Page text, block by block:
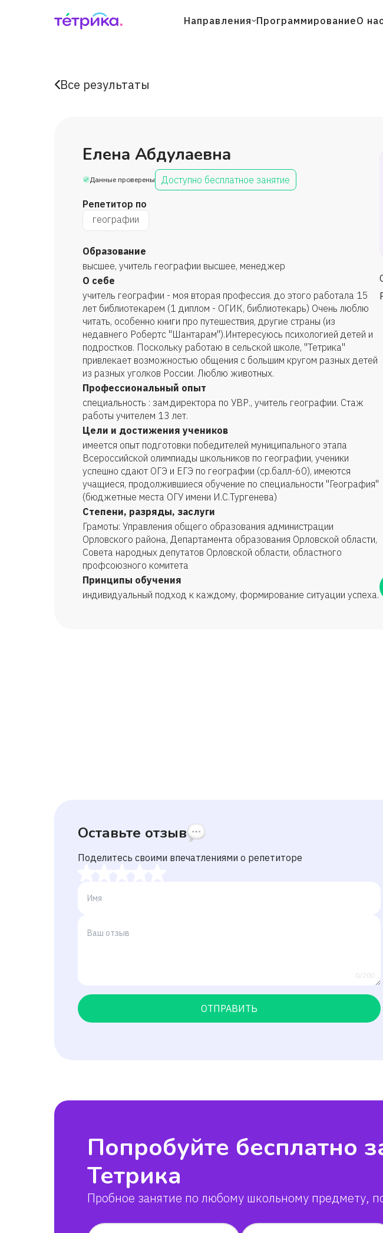
Направления ПрограммированиеО нас
Все результаты
Елена Абдулаевна
Данные проверены Доступно бесплатное занятие
Репетитор по
географии
Образование
высшее, учитель географии высшее, менеджер
О себе
учитель географии - моя вторая профессия. до этого работала 15
лет библиотекарем (1 диплом - ОГИК, библиотекарь) Очень люблю
читать, особенно книги про путешествия, другие страны (из
недавнего Робертс "Шантарам").Интересуюсь психологией детей и
подростков. Поскольку работаю в сельской школе, "Тетрика"
привлекает возможностью общения с большим кругом разных детей
из разных уголков России. Люблю животных.
Профессиональный опыт
специальность : зам.директора по УВР., учитель географии. Стаж
работы учителем 13 лет.
Цели и достижения учеников
имеется опыт подготовки победителей муниципального этапа
Всероссийской олимпиады школьников по географии, ученики
успешно сдают ОГЭ и ЕГЭ по географии (ср.балл-60), имеются
учащиеся, продолжившиеся обучение по специальности "География"
(бюджетные места ОГУ имени И.С.Тургенева)
Степени, разряды, заслуги
Грамоты: Управления общего образования администрации
Орловского района, Департамента образования Орловской области,
Совета народных депутатов Орловской области, областного
профсоюзного комитета
Принципы обучения
индивидуальный подход к каждому, формирование ситуации успеха.
Оставьте отзыв
Поделитесь своими впечатлениями о репетиторе
0/200
ОТПРАВИТЬ
Попробуйте бесплатно
Тетрика
Пробное занятие по любому школьному предмету,